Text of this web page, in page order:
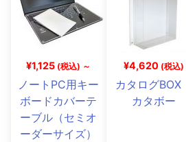
¥1,125 (税込) ～
ノートPC用キー
ボードカバーテ
ーブル（セミオ
ーダーサイズ）
¥4,620 (税込)
カタログBOX
カタボー